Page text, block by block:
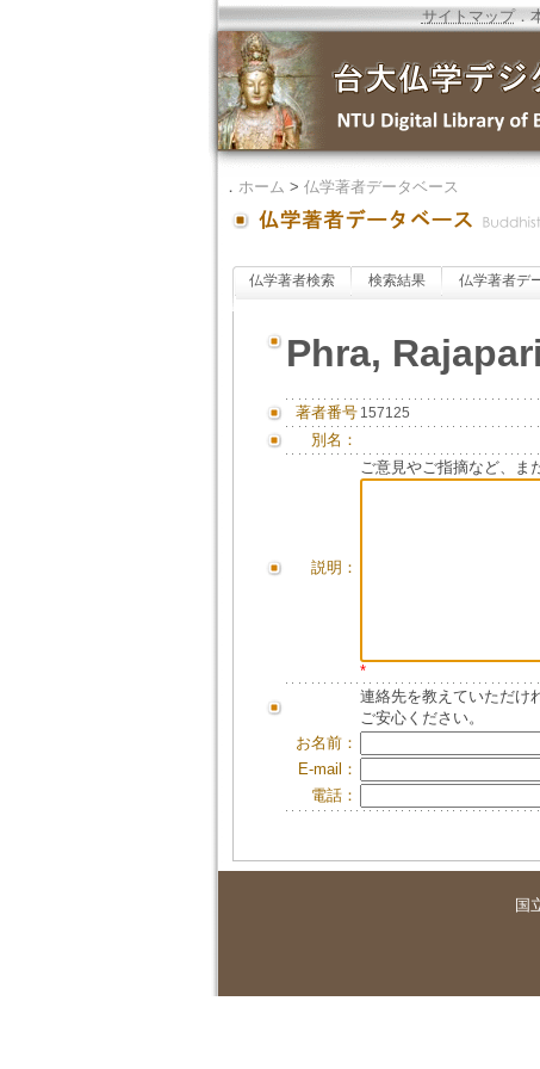
サイトマップ．
． ホーム > 仏学著者データベース
仏学著者検索 検索結果 仏学著者デ
Phra,
著者番号 157125
別名：
説明：
ご意見やご指摘など、ま
*
連絡先を教えていただけ
ご安心ください。
お名前：
E-mail：
電話：
国